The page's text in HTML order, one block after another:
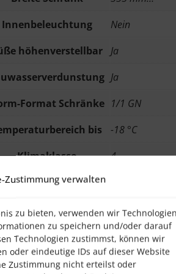
Zustimmung verwalten
zu bieten, verwenden wir
zu speichern und/oder darauf
Technologien zustimmst, können wir
oder eindeutige IDs auf dieser Website
Zustimmung nicht erteilst oder
Innenbeleuchtung
Nein
höhenverstellbar
Ja
Ja
Format Schränke 1/1 GN
bis
-18 °C
Klimaklasse
4
Arbeitsfläche
E (EU Nr.
Isolierung
Polyurethan,
Ein-/Ausschalter
Ja